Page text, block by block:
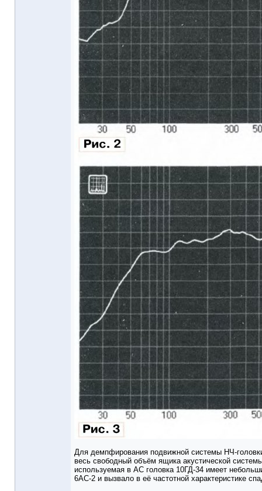
Для демпфирования подвижной системы НЧ-
весь свободный объём ящика акустической
используемая в АС головка 10ГД-34 имеет
6АС-2 и вызвало в её частотной характеристике